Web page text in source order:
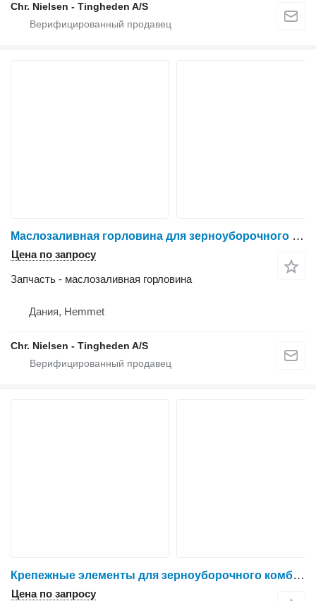
Chr. Nielsen - Tingheden A/S
Маслозаливная горловина для зерноуборочного комбайна IVECO 8361 SRE 11
Цена по запросу
Запчасть - маслозаливная горловина
Дания, Hemmet
Chr. Nielsen - Tingheden A/S
Крепежные элементы для зерноуборочного комбайна IVECO 8361 SRE 11
Цена по запросу